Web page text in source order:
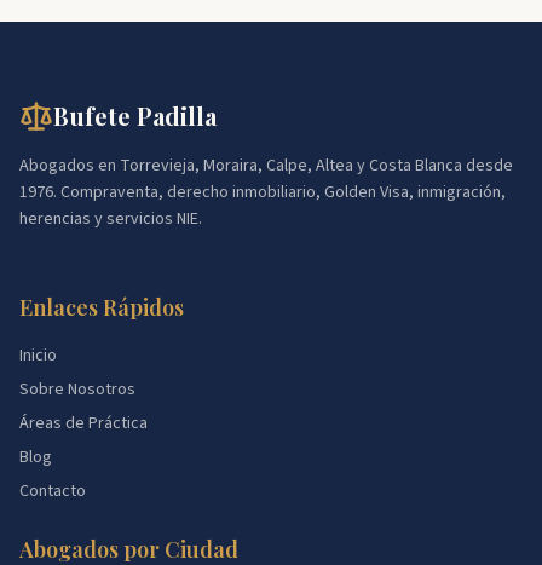
Bufete Padilla
Abogados en Torrevieja, Moraira, Calpe, Altea y Costa Blanca desde
1976. Compraventa, derecho inmobiliario, Golden Visa, inmigración,
herencias y servicios NIE.
Enlaces Rápidos
Inicio
Sobre Nosotros
Áreas de Práctica
Blog
Contacto
Abogados por Ciudad